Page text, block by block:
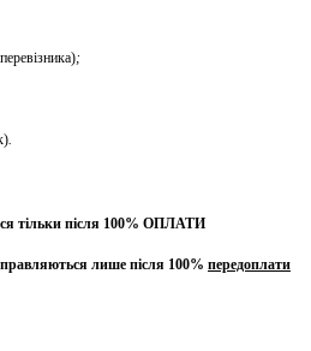
;
тільки після 100% ОПЛАТИ
лише після 100% передоплати